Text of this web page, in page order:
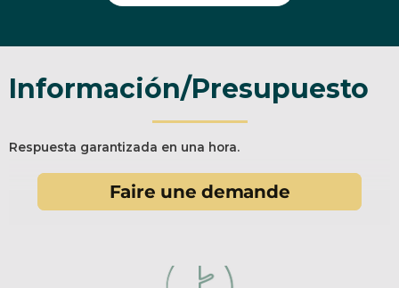
Información/Presupuesto
Respuesta garantizada en una hora.